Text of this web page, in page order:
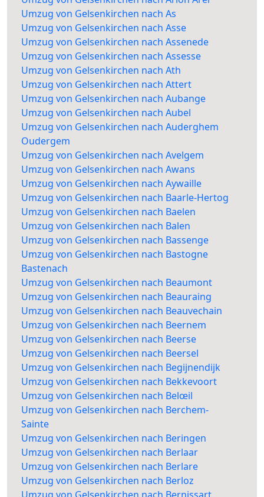
Umzug von Gelsenkirchen nach As
Umzug von Gelsenkirchen nach Asse
Umzug von Gelsenkirchen nach Assenede
Umzug von Gelsenkirchen nach Assesse
Umzug von Gelsenkirchen nach Ath
Umzug von Gelsenkirchen nach Attert
Umzug von Gelsenkirchen nach Aubange
Umzug von Gelsenkirchen nach Aubel
Umzug von Gelsenkirchen nach Auderghem
Oudergem
Umzug von Gelsenkirchen nach Avelgem
Umzug von Gelsenkirchen nach Awans
Umzug von Gelsenkirchen nach Aywaille
Umzug von Gelsenkirchen nach Baarle-Hertog
Umzug von Gelsenkirchen nach Baelen
Umzug von Gelsenkirchen nach Balen
Umzug von Gelsenkirchen nach Bassenge
Umzug von Gelsenkirchen nach Bastogne
Bastenach
Umzug von Gelsenkirchen nach Beaumont
Umzug von Gelsenkirchen nach Beauraing
Umzug von Gelsenkirchen nach Beauvechain
Umzug von Gelsenkirchen nach Beernem
Umzug von Gelsenkirchen nach Beerse
Umzug von Gelsenkirchen nach Beersel
Umzug von Gelsenkirchen nach Begijnendijk
Umzug von Gelsenkirchen nach Bekkevoort
Umzug von Gelsenkirchen nach Belœil
Umzug von Gelsenkirchen nach Berchem-
Sainte
Umzug von Gelsenkirchen nach Beringen
Umzug von Gelsenkirchen nach Berlaar
Umzug von Gelsenkirchen nach Berlare
Umzug von Gelsenkirchen nach Berloz